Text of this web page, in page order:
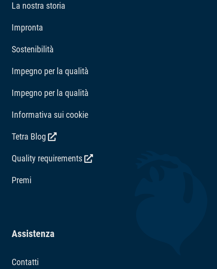
La nostra storia
Impronta
Sostenibilità
Impegno per la qualità
Impegno per la qualità
Informativa sui cookie
Tetra Blog
Quality requirements
Premi
Assistenza
Contatti